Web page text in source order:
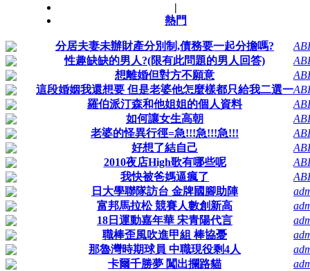
|
熱門
分居夫妻未辦財產分別制,債務要一起分擔嗎?
性趣缺缺的男人?(限有此問題的男人回答)
想離婚但對方不願意
這段婚姻我還想要 但是老婆他怎麼樣都只給我二選一
羅伯派汀森和他姐姐的個人資料
如何讓女生高朝
老婆的怪異行徑=急!!!急!!!急!!!
好想了結自己
2010夜店High歌有哪些呢
我快被爸媽逼瘋了
日大學聯隊訪台 金牌國腳助陣
富邦馬拉松 競賽人數創新高
18日運動嘉年華 宋青陽代言
職棒歪風吹進甲組 棒協憂
那魯灣時期球員 中職現役剩4人
卡爾千勝夢 闖出攔路貓